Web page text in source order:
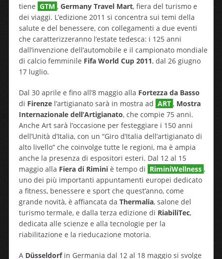
tiene GTM , Germany Travel Mart, fiera del turismo e
dei viaggi. L’edizione 2011 si concentra sui temi della
salute e del benessere, con collegamenti a due eventi
che caratterizzeranno l’estate tedesca: i 125 anni
dall’invenzione dell’automobile e il campionato mondiale
di calcio femminile Fifa World Cup 2011, dal 26 giugno
17 luglio.
Dal 30 aprile e fino all’8 maggio alla Fortezza da Basso
di Firenzel’artigianato sarà in mostra ad ART , Mostra
Internazionale dell’Artigianato, che compie 75 anni.
Anche Art sarà l’occasione per festeggiare i 150 anni
dell’Unità d’Italia, con un “Giro d’Italia dell’artigianato di
alto livello” che coinvolge tutte le regioni, ma è ampia
anche la presenza di espositori esteri. Dal 12 al 15
maggio alla Fiera di Riminiè tempo di RiminiWellness ,
uno dei più importanti appuntamenti europei dedicato
a fitness, benessere e sport che quest’anno, come
grande novità, è affiancata da Thermalia, salone del
turismo termale, e dalla terza edizione di RiabiliTec,
dedicata alle scienze e alla tecnologie per la
riabilitazione e la rieducazione motoria.
A Düsseldorfin Germania dal 12 al 18 maggio si svolge